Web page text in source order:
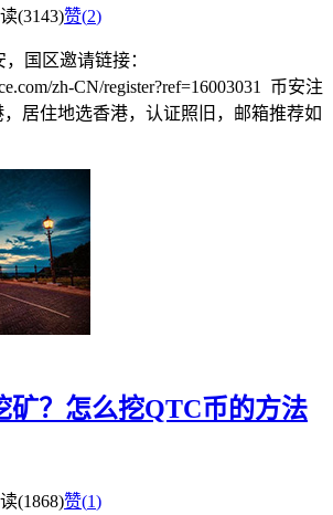
(3143)赞(2)
国区邀请链接：
zh-CN/register?ref=16003031 币安注
居住地选香港，认证照旧，邮箱推荐如
矿？怎么挖QTC币的方法
(1868)赞(1)